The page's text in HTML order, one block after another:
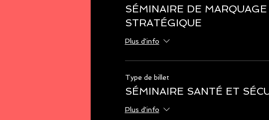
SÉMINAIRE DE MARQUAGE
STRATÉGIQUE
Plus d'info
Type de billet
SÉMINAIRE SANTÉ ET
Plus d'info